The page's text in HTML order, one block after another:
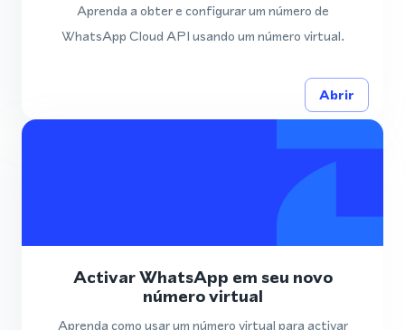
Aprenda a obter e configurar um número de
WhatsApp Cloud API usando um número virtual.
Abrir
Activar WhatsApp em seu novo
número virtual
Aprenda como usar um número virtual para activar